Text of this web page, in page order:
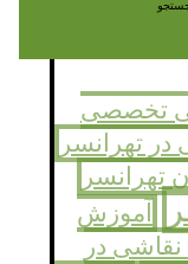
تخصصی
تهرانسر
آموزش
نقاشی در